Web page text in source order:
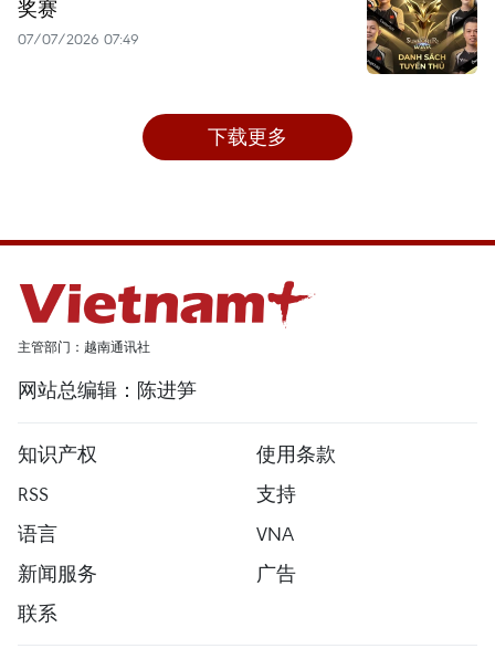
奖赛
07/07/2026 07:49
下载更多
主管部门：越南通讯社
网站总编辑：陈进笋
知识产权
使用条款
RSS
支持
语言
VNA
新闻服务
广告
联系